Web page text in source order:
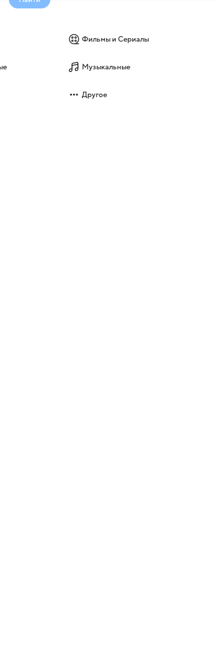
Фильмы и Сериалы
Музыкальные
Другое